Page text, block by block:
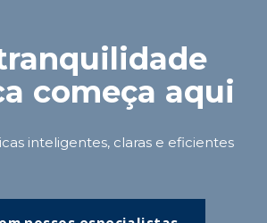
começa aqui
inteligentes, claras e eficientes